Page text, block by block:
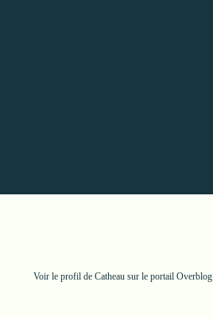
Voir le profil de Catheausur le portail Overblog